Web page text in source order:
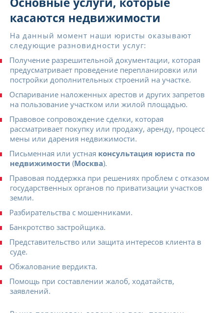
касаются недвижимости
На данный момент наши юристы оказывают
следующие разновидности услуг:
Получение разрешительной документации, которая
предусматривает проведение перепланировки или
постройки дополнительных строений на участке.
Оспаривание наложенных арестов и других запретов
на пользование участком или жилой площадью.
Правовое сопровождение сделки, которая
рассматривает покупку или продажу, аренду, процесс
мены или дарения недвижимости.
Письменная или устная консультация юриста по
недвижимости (Москва).
Правовая поддержка при решениях проблем с отказом
государственных органов по приватизации участков
земли.
Разбирательства с мошенниками.
Банкротство застройщика.
Представительство или защита интересов клиента в
суде.
Обжалование вердикта.
Помощь при составлении жалоб, ходатайств,
заявлений.